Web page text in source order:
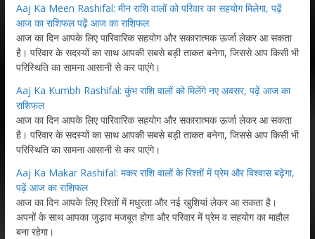
Aaj Ka Meen Rashifal: मीन राशि वालों को परिवार का सहयोग मिलेगा, पढ़ें
आज का राशिफल पढ़ें आज का राशिफल
आज का दिन आपके लिए पारिवारिक सहयोग और सकारात्मक ऊर्जा लेकर आ सकता
है। परिवार के सदस्यों का साथ आपकी सबसे बड़ी ताकत बनेगा, जिससे आप किसी भी
परिस्थिति का सामना आसानी से कर पाएंगे।
Aaj Ka Kumbh Rashifal: कुंभ राशि वालों को मिलेंगे नए अवसर, पढ़ें आज का
राशिफल
आज का दिन आपके लिए पारिवारिक सहयोग और सकारात्मक ऊर्जा लेकर आ सकता
है। परिवार के सदस्यों का साथ आपकी सबसे बड़ी ताकत बनेगा, जिससे आप किसी भी
परिस्थिति का सामना आसानी से कर पाएंगे।
Aaj Ka Makar Rashifal: मकर राशि वालों के रिश्तों में प्रेम और विश्वास बढ़ेगा,
पढ़ें आज का राशिफल
आज का दिन आपके लिए रिश्तों में मधुरता और नई खुशियां लेकर आ सकता है।
अपनों के साथ आपका जुड़ाव मजबूत होगा और परिवार में प्रेम व सहयोग का माहौल
बना रहेगा।